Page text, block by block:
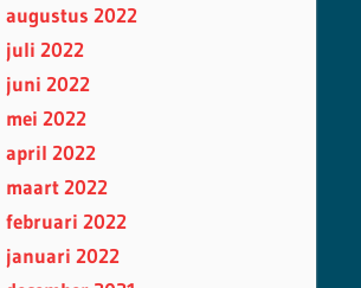
augustus 2022
juli 2022
juni 2022
mei 2022
april 2022
maart 2022
februari 2022
januari 2022